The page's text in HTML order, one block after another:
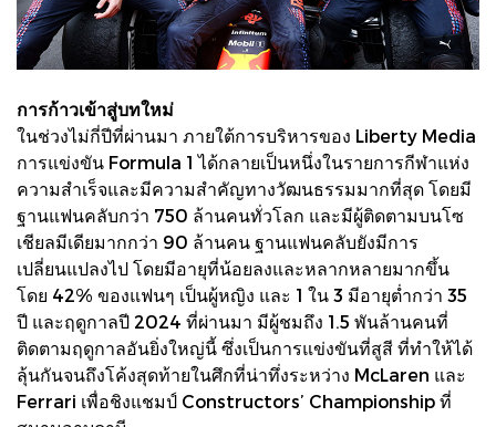
การก้าวเข้าสู่บทใหม่
ในช่วงไม่กี่ปีที่ผ่านมา ภายใต้การบริหารของ Liberty Media
การแข่งขัน Formula 1 ได้กลายเป็นหนึ่งในรายการกีฬาแห่ง
ความสำเร็จและมีความสำคัญทางวัฒนธรรมมากที่สุด โดยมี
ฐานแฟนคลับกว่า 750 ล้านคนทั่วโลก และมีผู้ติดตามบนโซ
เชียลมีเดียมากกว่า 90 ล้านคน ฐานแฟนคลับยังมีการ
เปลี่ยนแปลงไป โดยมีอายุที่น้อยลงและหลากหลายมากขึ้น
โดย 42% ของแฟนๆ เป็นผู้หญิง และ 1 ใน 3 มีอายุต่ำกว่า 35
ปี และฤดูกาลปี 2024 ที่ผ่านมา มีผู้ชมถึง 1.5 พันล้านคนที่
ติดตามฤดูกาลอันยิ่งใหญ่นี้ ซึ่งเป็นการแข่งขันที่สูสี ที่ทำให้ได้
ลุ้นกันจนถึงโค้งสุดท้ายในศึกที่น่าทึ่งระหว่าง McLaren และ
Ferrari เพื่อชิงแชมป์ Constructors’ Championship ที่